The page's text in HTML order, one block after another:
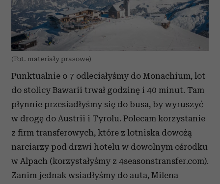
(Fot. materiały prasowe)
Punktualnie o 7 odleciałyśmy do Monachium, lot
do stolicy Bawarii trwał godzinę i 40 minut. Tam
płynnie przesiadłyśmy się do busa, by wyruszyć
w drogę do Austrii i Tyrolu. Polecam korzystanie
z firm transferowych, które z lotniska dowożą
narciarzy pod drzwi hotelu w dowolnym ośrodku
w Alpach (korzystałyśmy z 4seasonstransfer.com).
Zanim jednak wsiadłyśmy do auta, Milena